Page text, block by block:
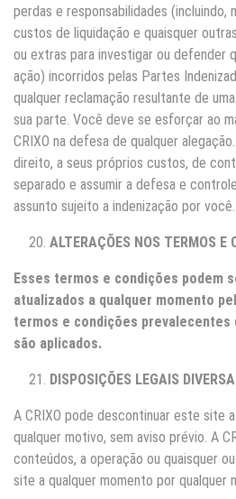
perdas e responsabilidades (incluindo,
custos de liquidação e quaisquer
ou extras para investigar ou defender
ação) incorridos pelas Partes
qualquer reclamação resultante de
sua parte. Você deve se esforçar ao
CRIXO na defesa de qualquer
direito, a seus próprios custos, de
separado e assumir a defesa e
assunto sujeito a indenização por você.
ALTERAÇÕES NOS TERMOS E
Esses termos e condições podem
atualizados a qualquer momento
termos e condições prevalecentes
são aplicados.
DISPOSIÇÕES LEGAIS
A CRIXO pode descontinuar este site
qualquer motivo, sem aviso prévio. A
conteúdos, a operação ou quaisquer
site a qualquer momento por qualquer